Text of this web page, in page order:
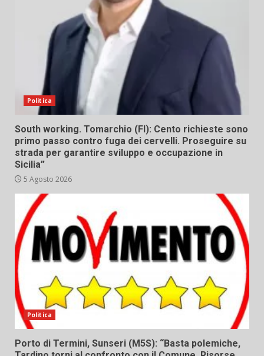
Politica
South working. Tomarchio (FI): Cento richieste sono
primo passo contro fuga dei cervelli. Proseguire su
strada per garantire sviluppo e occupazione in
Sicilia”
5 Agosto 2026
Politica
Porto di Termini, Sunseri (M5S): “Basta polemiche,